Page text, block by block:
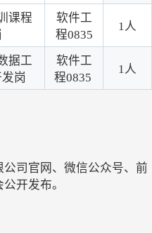
课程
软件工
程0835
1人
据工
岗
软件工
程
1人
司官网、微信公众号、前
开发布。